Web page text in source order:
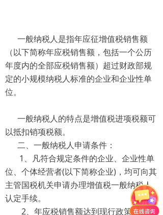
一般纳税人是指年应征增值税销售额
（以下简称年应税销售额，包括一个公历
年度内的全部应税销售额）超过财政部规
定的小规模纳税人标准的企业和企业性单
位。
一般纳税人的特点是增值税进项税额可
以抵扣销项税额。
二、一般纳税人申请条件：
1、凡符合规定条件的企业、企业性单
位、个体经营者(以下简称企业)，均可向其
主管国税机关申请办理增值税一般纳税人
认定手续。
2、年应税销售额达到现行政策规定标